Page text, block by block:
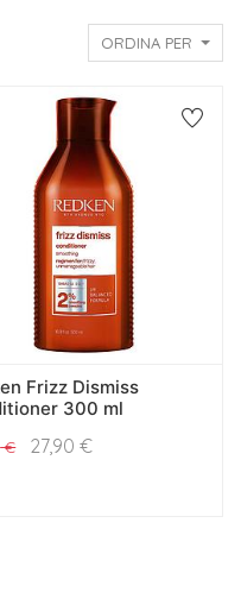
ORDINA PER
Frizz Dismiss
300 ml
€ 27,90 €